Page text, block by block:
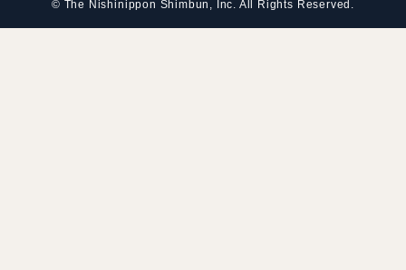
© The Nishinippon Shimbun, Inc. All Rights Reserved.